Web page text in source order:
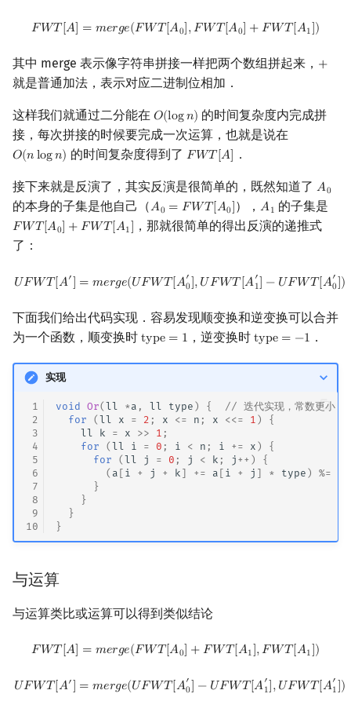
𝐹𝑊𝑇 [𝐴] = 𝑚𝑒𝑟𝑔𝑒(𝐹𝑊𝑇[𝐴0],𝐹𝑊𝑇[𝐴0] +𝐹 𝑊𝑇 [𝐴1])
F W T[A ]=merge(FWT[ A 0] FWT[A0] +F W T[A1])
其中 merge 表示像字符串拼接一样把两个数组拼起来， +
+
就是普通加法，表示对应二进制位相加．
这样我们就通过二分能在 𝑂(log𝑛)
O(logn) 的时间复杂度内完成拼
接，每次拼接的时候要完成一次运算，也就是说在
𝑂(𝑛log𝑛)
O(nlogn) 的时间复杂度得到了 𝐹𝑊𝑇 [𝐴]
FWT[A] ．
接下来就是反演了，其实反演是很简单的，既然知道了 𝐴0
A0
的本身的子集是他自己（𝐴0 = 𝐹 𝑊𝑇 [𝐴0]
A0=FWT[A0] ），𝐴1
A1 的子集是
𝐹 𝑊𝑇 [𝐴0] +𝐹 𝑊𝑇 [𝐴1]
FWT[A0]+ FW T[A1]
，那就很简单的得出反演的递推式
了：
𝑈𝐹 𝑊𝑇 [𝐴′] = 𝑚𝑒𝑟𝑔𝑒(𝑈𝐹 𝑊𝑇 [𝐴′
0],𝑈𝐹𝑊𝑇 [𝐴′
1] − 𝑈𝐹 𝑊𝑇 [𝐴′
0])
UFWT[A ′]=merge(UFWT[A 0′],UFWT[A1′] − U FW T[A0′])
下面我们给出代码实现．容易发现顺变换和逆变换可以合并
为一个函数，顺变换时 type = 1
type =1 ，逆变换时 type = −1
type =− 1 ．
实现
1
2
3
4
5
6
7
8
9
10
void Or(ll * a , ll type ) {
// 迭代实现，常数更小
for
(ll x = 2 ; x <= n ; x <<= 1 )
{
ll
k = x >> 1 ;
for
(ll i = 0 ; i < n ; i += x )
{
for
(ll j = 0 ; j < k ; j ++ )
{
( a [ i + j + k ] += a [ i + j ] * type ) %=
}
}
}
}
与运算
与运算类比或运算可以得到类似结论
𝐹𝑊𝑇 [𝐴] = 𝑚𝑒𝑟𝑔𝑒(𝐹𝑊𝑇[𝐴0] +𝐹 𝑊𝑇 [𝐴1],𝐹 𝑊𝑇 [𝐴1])
F W T[A]=merge(FWT[A 0 +F WT[A1] ,F W T[A1])
𝑈𝐹 𝑊𝑇 [𝐴′] = 𝑚𝑒𝑟𝑔𝑒(𝑈𝐹 𝑊𝑇 [𝐴′
0] − 𝑈𝐹 𝑊𝑇 [𝐴′
1],𝑈𝐹 𝑊𝑇 [𝐴′
1])
UFWT[A′]=merge(UFWT[A 0′]− UFWT[A1′], U FWT[A1′])